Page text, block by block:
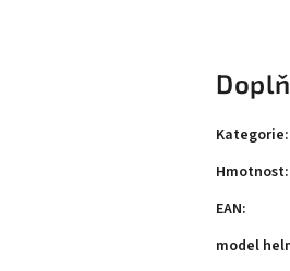
Kategorie:
Hmotnost:
EAN:
model